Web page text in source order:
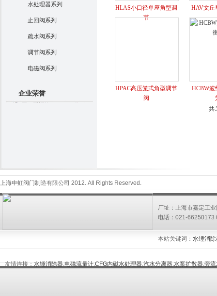
水处理器系列
止回阀系列
疏水阀系列
调节阀系列
电磁阀系列
企业荣誉
HLAS小口径单座角型调
节
HAV文丘
HPAC高压笼式角型调节
阀
HCBW波
共
上海申虹阀门制造有限公司 2012. All Rights Reserved.
厂址：上海市嘉定工
电话：021-66250173
本站关键词： 水锤消
友情连接：水锤消除器,电磁流量计,CFG内磁水处理器,汽水分离器,水泵扩散器,旁